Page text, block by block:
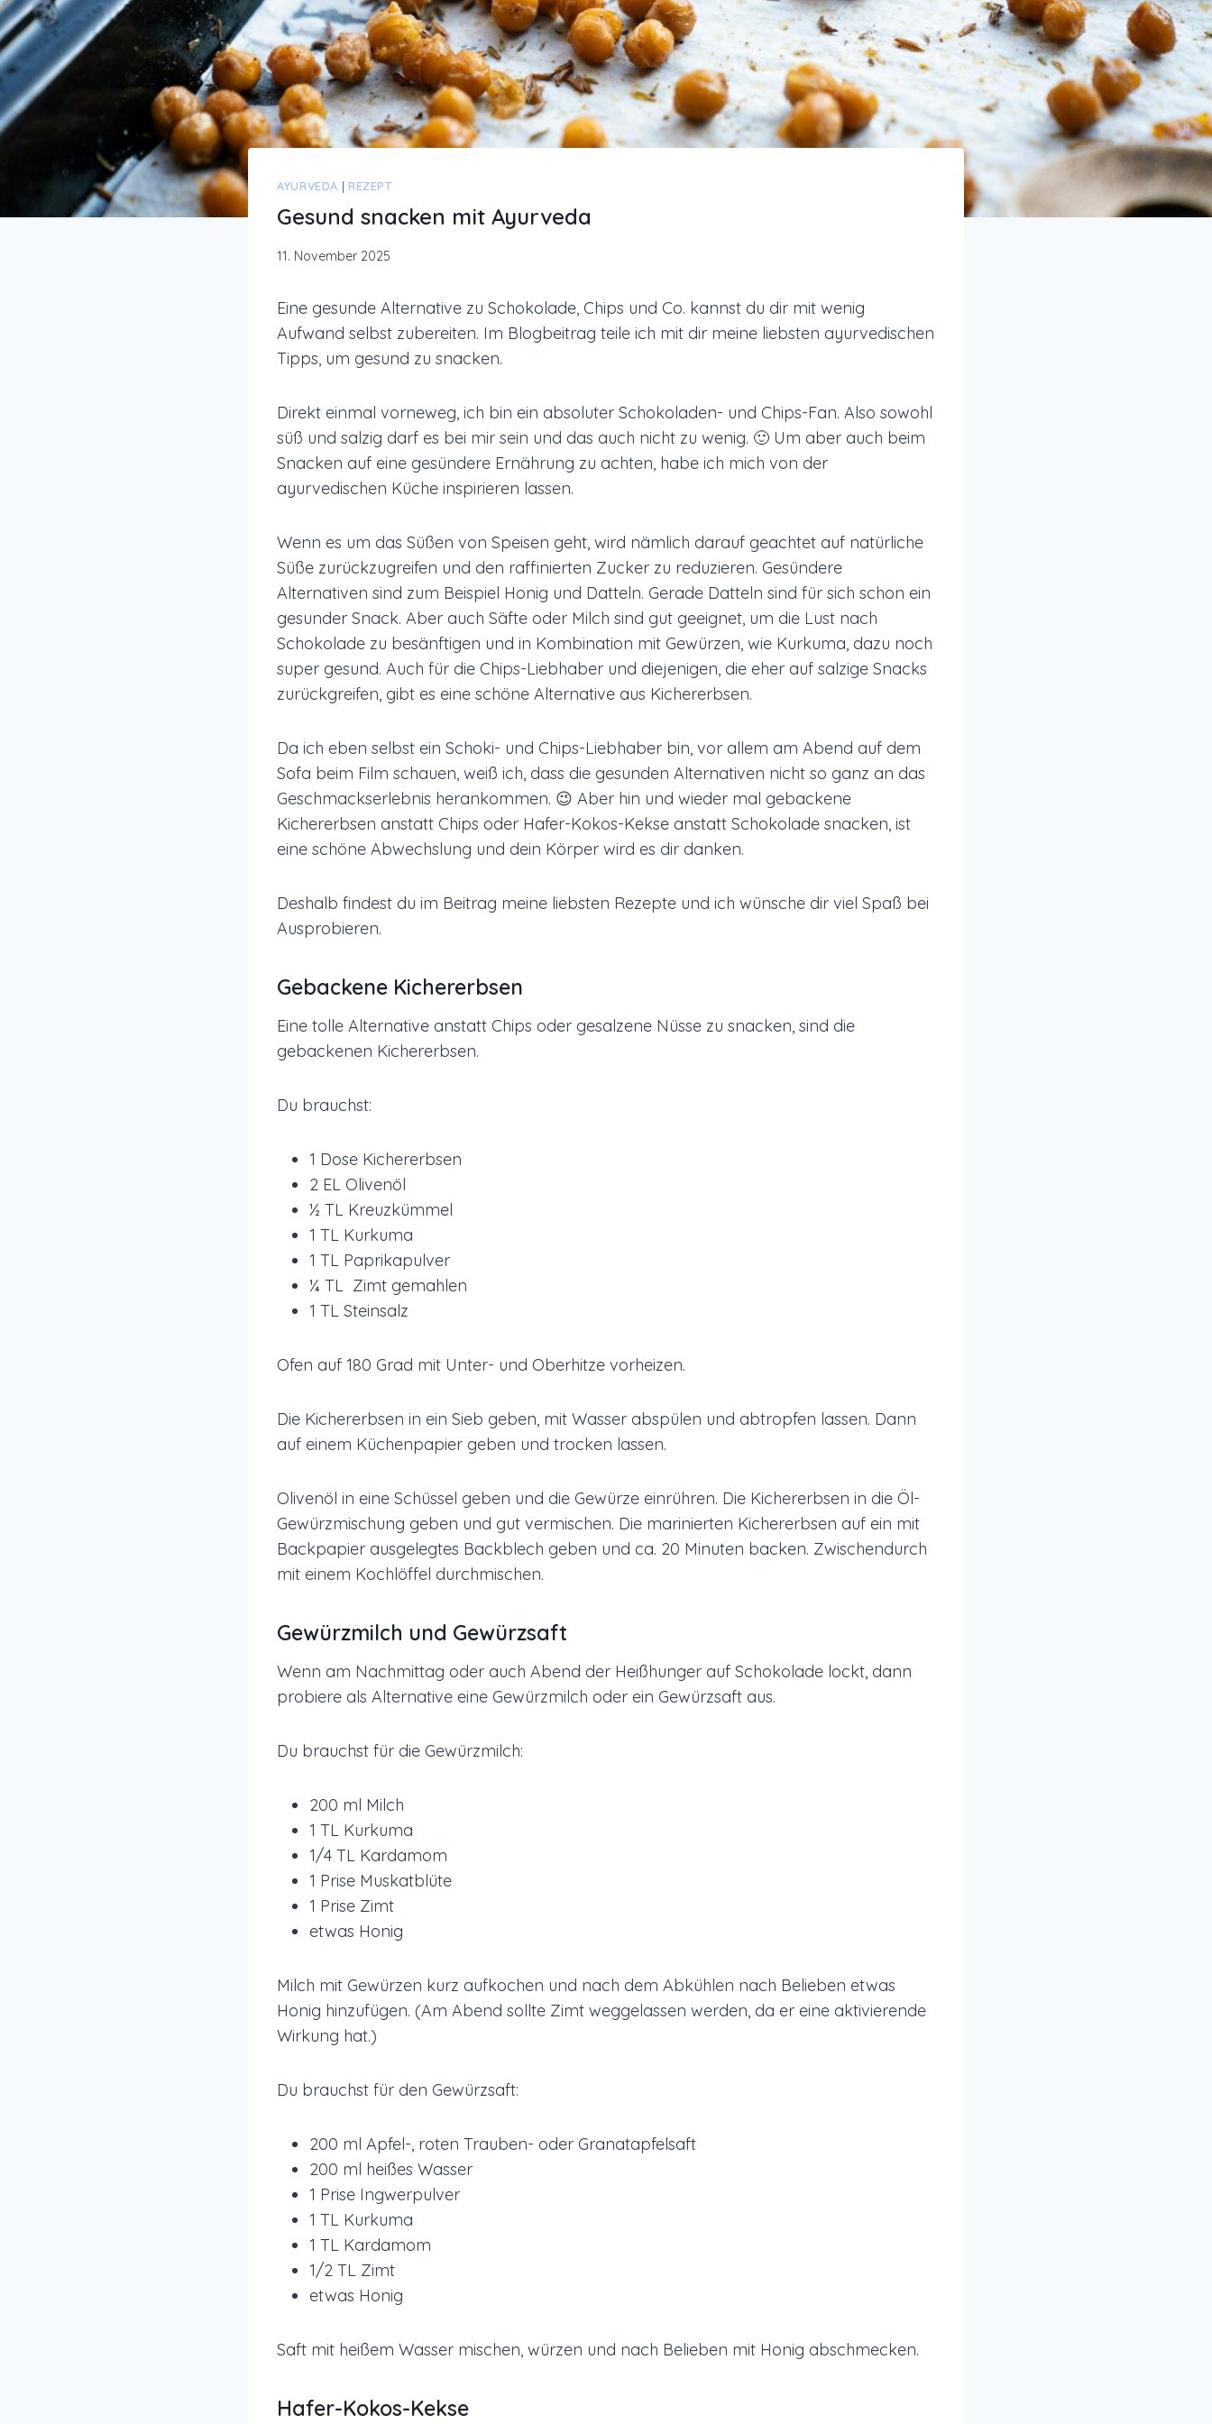
AYURVEDA | REZEPT
Gesund snacken mit Ayurveda
11. November 2025
Eine gesunde Alternative zu Schokolade, Chips und Co. kannst du dir mit wenig
Aufwand selbst zubereiten. Im Blogbeitrag teile ich mit dir meine liebsten ayurvedischen
Tipps, um gesund zu snacken.
Direkt einmal vorneweg, ich bin ein absoluter Schokoladen- und Chips-Fan. Also sowohl
süß und salzig darf es bei mir sein und das auch nicht zu wenig. 🙂 Um aber auch beim
Snacken auf eine gesündere Ernährung zu achten, habe ich mich von der
ayurvedischen Küche inspirieren lassen.
Wenn es um das Süßen von Speisen geht, wird nämlich darauf geachtet auf natürliche
Süße zurückzugreifen und den raffinierten Zucker zu reduzieren. Gesündere
Alternativen sind zum Beispiel Honig und Datteln. Gerade Datteln sind für sich schon ein
gesunder Snack. Aber auch Säfte oder Milch sind gut geeignet, um die Lust nach
Schokolade zu besänftigen und in Kombination mit Gewürzen, wie Kurkuma, dazu noch
super gesund. Auch für die Chips-Liebhaber und diejenigen, die eher auf salzige Snacks
zurückgreifen, gibt es eine schöne Alternative aus Kichererbsen.
Da ich eben selbst ein Schoki- und Chips-Liebhaber bin, vor allem am Abend auf dem
Sofa beim Film schauen, weiß ich, dass die gesunden Alternativen nicht so ganz an das
Geschmackserlebnis herankommen. 😉 Aber hin und wieder mal gebackene
Kichererbsen anstatt Chips oder Hafer-Kokos-Kekse anstatt Schokolade snacken, ist
eine schöne Abwechslung und dein Körper wird es dir danken.
Deshalb findest du im Beitrag meine liebsten Rezepte und ich wünsche dir viel Spaß bei
Ausprobieren.
Gebackene Kichererbsen
Eine tolle Alternative anstatt Chips oder gesalzene Nüsse zu snacken, sind die
gebackenen Kichererbsen.
Du brauchst:
1 Dose Kichererbsen
2 EL Olivenöl
½ TL Kreuzkümmel
1 TL Kurkuma
1 TL Paprikapulver
¼ TL Zimt gemahlen
1 TL Steinsalz
Ofen auf 180 Grad mit Unter- und Oberhitze vorheizen.
Die Kichererbsen in ein Sieb geben, mit Wasser abspülen und abtropfen lassen. Dann
auf einem Küchenpapier geben und trocken lassen.
Olivenöl in eine Schüssel geben und die Gewürze einrühren. Die Kichererbsen in die Öl-
Gewürzmischung geben und gut vermischen. Die marinierten Kichererbsen auf ein mit
Backpapier ausgelegtes Backblech geben und ca. 20 Minuten backen. Zwischendurch
mit einem Kochlöffel durchmischen.
Gewürzmilch und Gewürzsaft
Wenn am Nachmittag oder auch Abend der Heißhunger auf Schokolade lockt, dann
probiere als Alternative eine Gewürzmilch oder ein Gewürzsaft aus.
Du brauchst für die Gewürzmilch:
200 ml Milch
1 TL Kurkuma
1/4 TL Kardamom
1 Prise Muskatblüte
1 Prise Zimt
etwas Honig
Milch mit Gewürzen kurz aufkochen und nach dem Abkühlen nach Belieben etwas
Honig hinzufügen. (Am Abend sollte Zimt weggelassen werden, da er eine aktivierende
Wirkung hat.)
Du brauchst für den Gewürzsaft:
200 ml Apfel-, roten Trauben- oder Granatapfelsaft
200 ml heißes Wasser
1 Prise Ingwerpulver
1 TL Kurkuma
1 TL Kardamom
1/2 TL Zimt
etwas Honig
Saft mit heißem Wasser mischen, würzen und nach Belieben mit Honig abschmecken.
Hafer-Kokos-Kekse